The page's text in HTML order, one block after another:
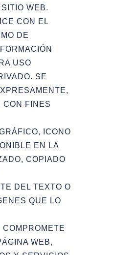
WEB.
CON EL
DE
USO
SE
CON FINES
ICONO
EN LA
COPIADO
DEL TEXTO O
QUE LO
WEB,